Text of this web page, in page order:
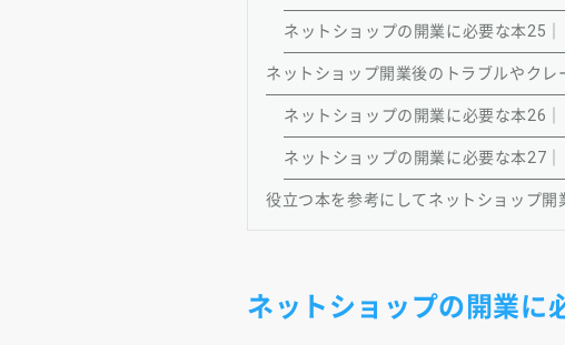
ネットショップの開業に必要な本25
ネットショップ開業後のトラブルやクレ
ネットショップの開業に必要な本26
ネットショップの開業に必要な本27
役立つ本を参考にしてネットショップ開
ネットショップの開業に